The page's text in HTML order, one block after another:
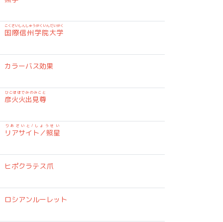
国際信州学院大学
こくさいしんしゅうがくいんだいがく
カラーバス効果
彦火火出見尊
ひこほほでみのみこと
リアサイト／照星
りあさいと/しょうせい
ヒポクラテス爪
ロシアンルーレット